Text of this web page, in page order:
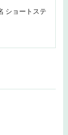
ショートステ